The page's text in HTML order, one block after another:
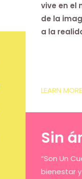
vive en el
de la
a la
LEARN MORE
Sin
“Son Un
bienestar